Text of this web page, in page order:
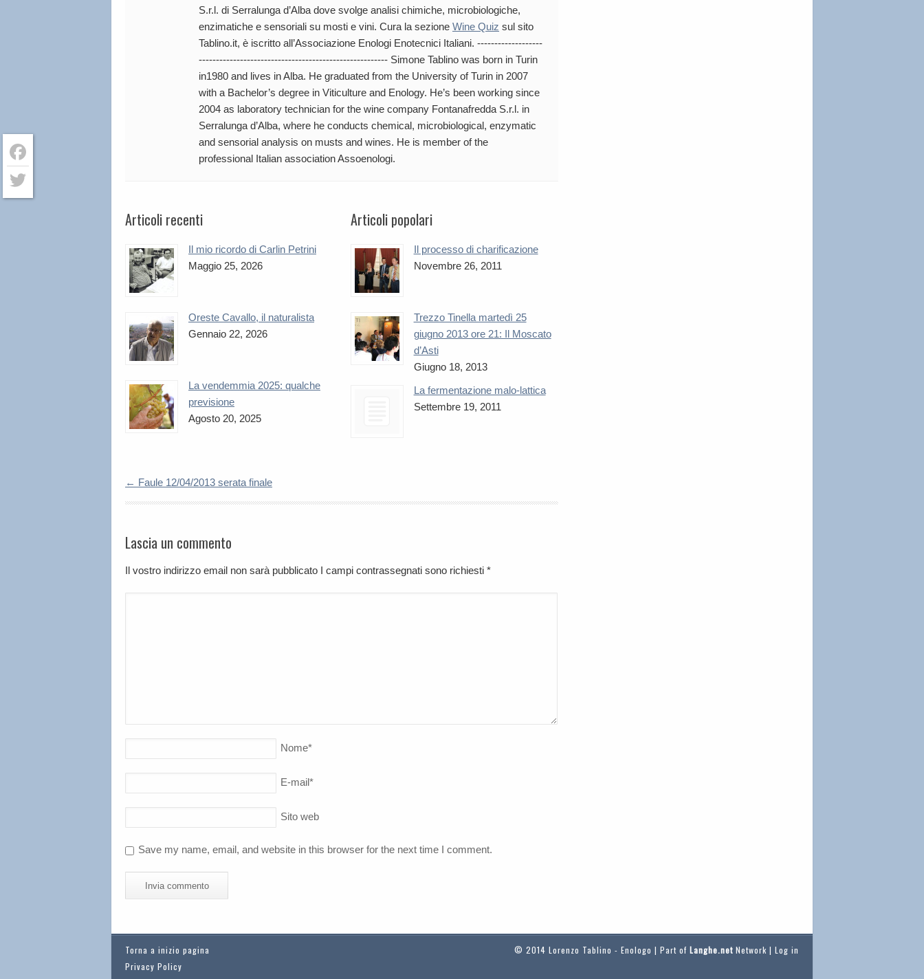
S.r.l. di Serralunga d’Alba dove svolge analisi chimiche, microbiologiche,
enzimatiche e sensoriali su mosti e vini. Cura la sezione Wine Quiz sul sito
Tablino.it, è iscritto all’Associazione Enologi Enotecnici Italiani. -------------------
------------------------------------------------------- Simone Tablino was born in Turin
in1980 and lives in Alba. He graduated from the University of Turin in 2007
with a Bachelor’s degree in Viticulture and Enology. He’s been working since
2004 as laboratory technician for the wine company Fontanafredda S.r.l. in
Serralunga d’Alba, where he conducts chemical, microbiological, enzymatic
and sensorial analysis on musts and wines. He is member of the
professional Italian association Assoenologi.
Articoli recenti
Il mio ricordo di Carlin Petrini
Maggio 25, 2026
Oreste Cavallo, il naturalista
Gennaio 22, 2026
La vendemmia 2025: qualche
previsione
Agosto 20, 2025
Articoli popolari
Il processo di charificazione
Novembre 26, 2011
Trezzo Tinella martedì 25
giugno 2013 ore 21: Il Moscato
d’Asti
Giugno 18, 2013
La fermentazione malo-lattica
Settembre 19, 2011
← Faule 12/04/2013 serata finale
Lascia un commento
Il vostro indirizzo email non sarà pubblicato I campi contrassegnati sono richiesti *
Nome*
E-mail*
Sito web
Save my name, email, and website in this browser for the next time I comment.
Torna a inizio pagina
Privacy Policy
© 2014 Lorenzo Tablino - Enologo | Part of Langhe.net Network | Log in
Facebook
Twitter